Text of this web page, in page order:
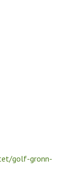
golf-gronn-